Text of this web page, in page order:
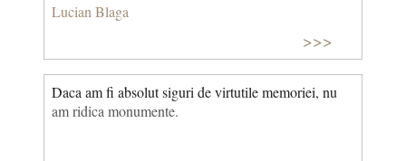
Lucian Blaga
>>>
Daca am fi absolut siguri de virtutile memoriei, nu
am ridica monumente.